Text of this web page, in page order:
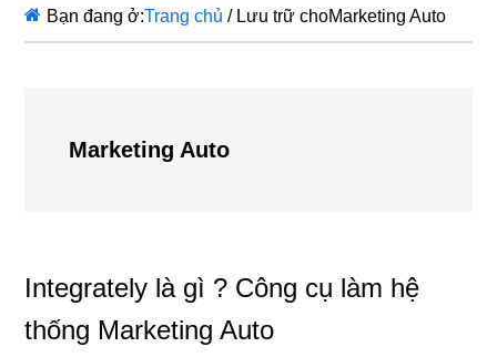
Bạn đang ở:Trang chủ /Lưu trữ choMarketing Auto
Marketing Auto
Integrately là gì ? Công cụ làm hệ
thống Marketing Auto